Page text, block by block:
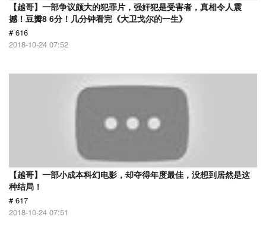
【越哥】一部争议颇大的犯罪片，强奸犯是受害者，真相令人震
撼！豆瓣8 6分！几分钟看完《大卫戈尔的一生》
# 616
2018-10-24 07:52
【越哥】一部小成本科幻电影，却夺得年度最佳，没想到居然是这
种结局！
# 617
2018-10-24 07:51